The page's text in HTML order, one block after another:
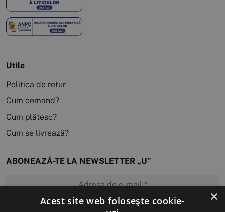
Utile
Politica de retur
Cum comand?
Cum plătesc?
Cum se livrează?
ABONEAZĂ-TE LA NEWSLETTER „U”
×
Acest site web folosește cookie-